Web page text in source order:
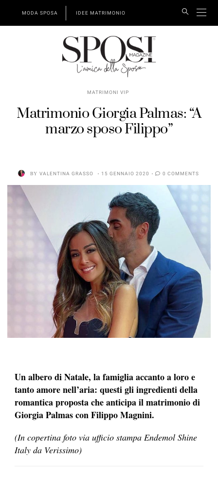
MODA SPOSA IDEE MATRIMONIO
MATRIMONI VIP
Matrimonio Giorgia Palmas: “A
marzo sposo Filippo”
BY VALENTINA GRASSO 15 GENNAIO 2020 0 COMMENTS
Un albero di Natale, la famiglia accanto a loro e
tanto amore nell’aria: questi gli ingredienti della
romantica proposta che anticipa il matrimonio di
Giorgia Palmas con Filippo Magnini.
(In copertina foto via ufficio stampa Endemol Shine
Italy da Verissimo)